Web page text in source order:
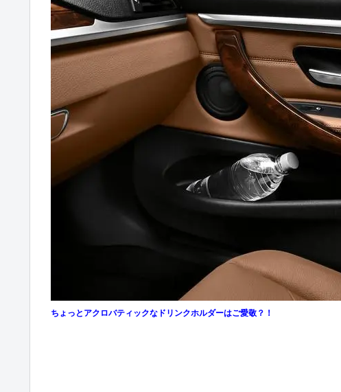
ちょっとアクロバティックなドリンクホルダーはご愛敬？！